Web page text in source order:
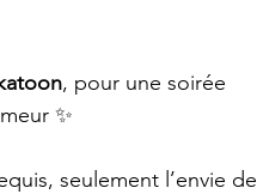
, pour une soirée
✨
seulement l’envie de